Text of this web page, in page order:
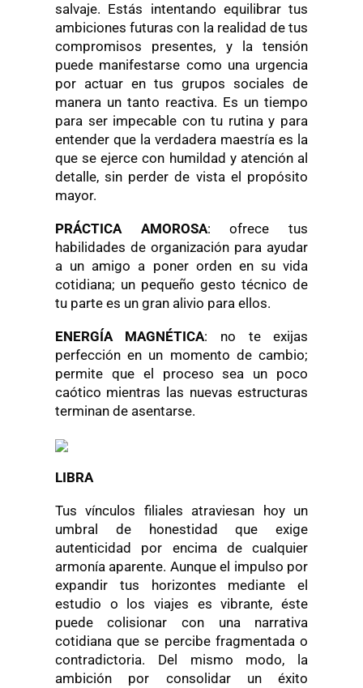
salvaje. Estás intentando equilibrar tus
ambiciones futuras con la realidad de tus
compromisos presentes, y la tensión
puede manifestarse como una urgencia
por actuar en tus grupos sociales de
manera un tanto reactiva. Es un tiempo
para ser impecable con tu rutina y para
entender que la verdadera maestría es la
que se ejerce con humildad y atención al
detalle, sin perder de vista el propósito
mayor.
PRÁCTICA AMOROSA: ofrece tus
habilidades de organización para ayudar
a un amigo a poner orden en su vida
cotidiana; un pequeño gesto técnico de
tu parte es un gran alivio para ellos.
ENERGÍA MAGNÉTICA: no te exijas
perfección en un momento de cambio;
permite que el proceso sea un poco
caótico mientras las nuevas estructuras
terminan de asentarse.
LIBRA
Tus vínculos filiales atraviesan hoy un
umbral de honestidad que exige
autenticidad por encima de cualquier
armonía aparente. Aunque el impulso por
expandir tus horizontes mediante el
estudio o los viajes es vibrante, éste
puede colisionar con una narrativa
cotidiana que se percibe fragmentada o
contradictoria. Del mismo modo, la
ambición por consolidar un éxito